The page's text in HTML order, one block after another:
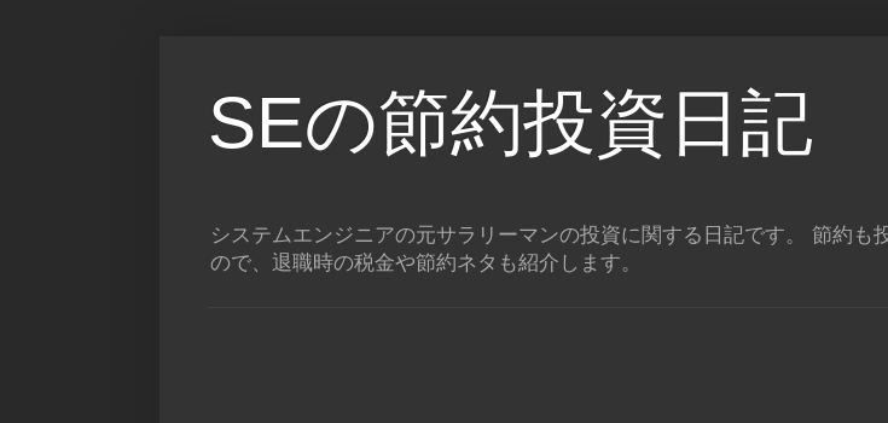
SEの節約投資日記
システムエンジニアの元サラリーマンの投資に関する日記です。 節約
ので、退職時の税金や節約ネタも紹介します。